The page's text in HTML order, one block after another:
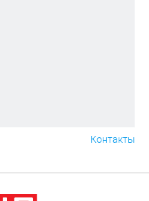
Контакты